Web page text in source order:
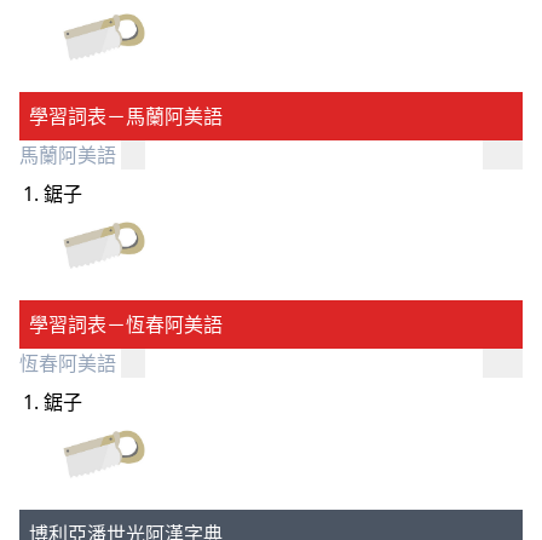
學習詞表－馬蘭阿美語
馬蘭阿美語
鋸子
學習詞表－恆春阿美語
恆春阿美語
鋸子
博利亞潘世光阿漢字典